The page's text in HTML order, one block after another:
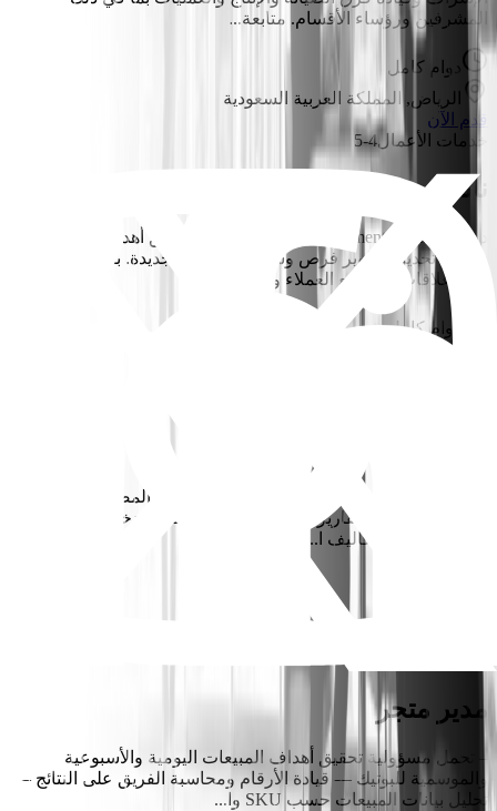
المشرفين ورؤساء الأقسام. متابعة...
دوام كامل
الرياض, المملكة العربية السعودية
قدم الآن
خدمات الأعمال4-5
نائب مدير تطوير الأعمال
دعم Business Development Manager في تحقيق أهداف المبيعات
والنمو. تحديد وتطوير فرص وشراكات أعمال جديدة. بناء والحفاظ
على علاقات قوية مع العملاء وأصحاب...
دوام كامل
تسجيل المعاملات المالية اليومية (قيود اليومية، المصروفات،
الإيرادات). إعداد التقارير المالية الشهرية (قائمة الدخل – التدفقات
النقدية). متابعة تكاليف ا...
القاهرة, مصر
مدير متجر
– تحمل مسؤولية تحقيق أهداف المبيعات اليومية والأسبوعية
والموسمية للبوتيك — قيادة الأرقام ومحاسبة الفريق على النتائج –
تحليل بيانات المبيعات حسب SKU وا...